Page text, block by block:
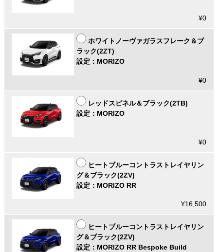
¥0
ホワイトノーヴァガラスフレーク＆ブ
ラック(2ZT)
設定：MORIZO
¥0
レッドスピネル＆ブラック(2TB)
設定：MORIZO
¥0
ヒートブルーコントラストレイヤリン
グ＆ブラック(2ZV)
設定：MORIZO RR
¥16,500
ヒートブルーコントラストレイヤリン
グ＆ブラック(2ZV)
設定：MORIZO RR Bespoke Build